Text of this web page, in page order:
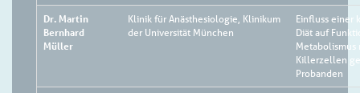
Dr. Martin
Bernhard
Müller
Klinik für Anästhesiologie, Klinikum
der Universität München
Einfluss einer
Diät auf
Killerzellen
Probanden